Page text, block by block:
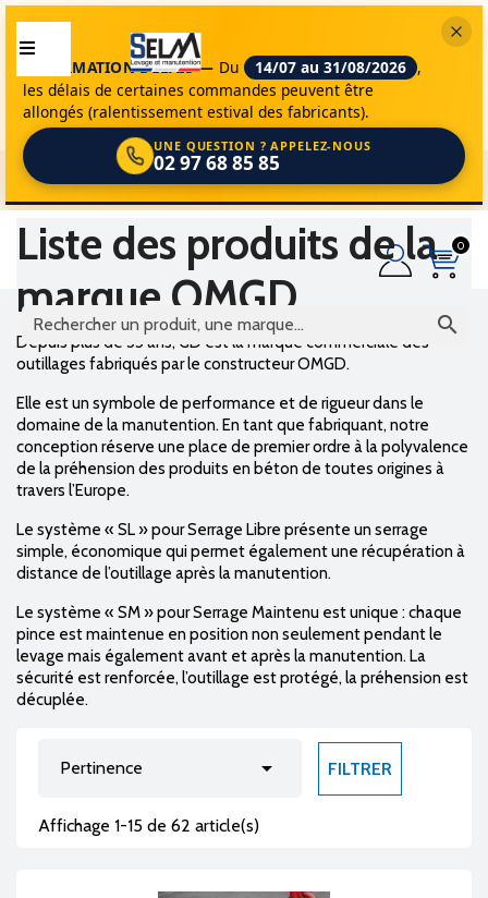
INFORMATION DÉLAIS — Du 14/07 au 31/08/2026 ,
les délais de certaines commandes peuvent être
allongés (ralentissement estival des fabricants).
UNE QUESTION ? APPELEZ-NOUS
02 97 68 85 85
0

selm marques omgd
Liste des produits de la
marque OMGD
Depuis plus de 35 ans, GD est la marque commerciale des
outillages fabriqués par le constructeur OMGD.
Elle est un symbole de performance et de rigueur dans le
domaine de la manutention. En tant que fabriquant, notre
conception réserve une place de premier ordre à la polyvalence
de la préhension des produits en béton de toutes origines à
travers l’Europe.
Le système « SL » pour Serrage Libre présente un serrage
simple, économique qui permet également une récupération à
distance de l’outillage après la manutention.
Le système « SM » pour Serrage Maintenu est unique : chaque
pince est maintenue en position non seulement pendant le
levage mais également avant et après la manutention. La
sécurité est renforcée, l’outillage est protégé, la préhension est
décuplée.
Pertinence  FILTRER
Affichage 1-15 de 62 article(s)